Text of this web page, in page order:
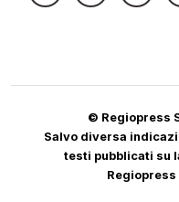
© Regiopress
Salvo diversa
testi pubblicati su
Regiopress